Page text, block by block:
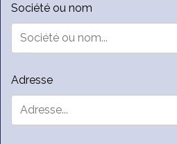
Société ou nom
Adresse